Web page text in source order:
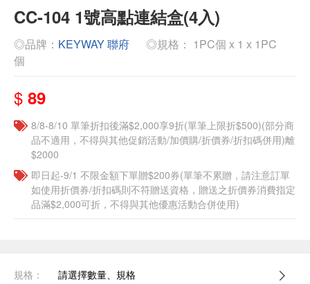
CC-104 1號高點連結盒(4入)
◎品牌： KEYWAY 聯府
◎規格： 1PC個 x 1 x 1PC
個
$ 89
8/8-8/10 單筆折扣後滿$2,000享9折(單筆上限折$500)(部分商
品不適用，不得與其他促銷活動/加價購/折價券/折扣碼併用)離
$2000
即日起-9/1 不限金額下單贈$200券(單筆不累贈，請注意訂單
如使用折價券/折扣碼則不符贈送資格，贈送之折價券消費指定
品滿$2,000可折，不得與其他優惠活動合併使用)
規格： 請選擇數量、規格